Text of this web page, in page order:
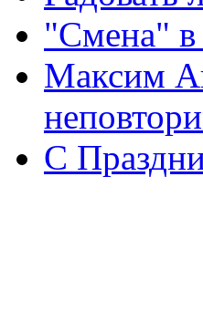
"Смена"
Максим
С